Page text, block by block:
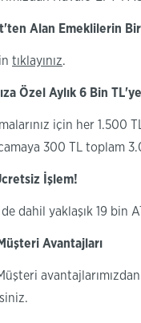
Alan Emeklilerin
tıklayınız
pencerede
açılacaktır)
.
Özel Aylık 6 Bin
için her 1.500
300 TL toplam
İşlem!
de dahil yaklaşık 19
Avantajları